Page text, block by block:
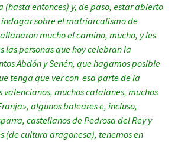
(hasta entonces) y, de paso, estar abierto
sobre el matriarcalismo de
mucho el camino, mucho, y les
las personas que hoy celebran la
Abdón y Senén, que hagamos posible
tenga que ver con esa parte de la
valencianos, muchos catalanes, muchos
algunos baleares e, incluso,
castellanos de Pedrosa del Rey y
(de cultura aragonesa), tenemos en